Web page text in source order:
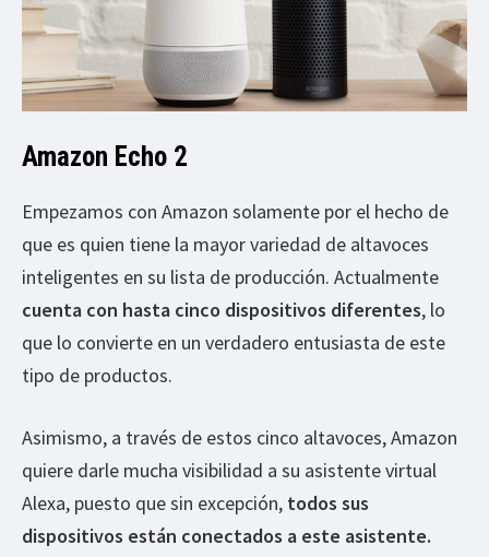
Amazon Echo 2
Empezamos con Amazon solamente por el hecho de
que es quien tiene la mayor variedad de altavoces
inteligentes en su lista de producción. Actualmente
cuenta con hasta cinco dispositivos diferentes, lo
que lo convierte en un verdadero entusiasta de este
tipo de productos.
Asimismo, a través de estos cinco altavoces, Amazon
quiere darle mucha visibilidad a su asistente virtual
Alexa, puesto que sin excepción, todos sus
dispositivos están conectados a este asistente.